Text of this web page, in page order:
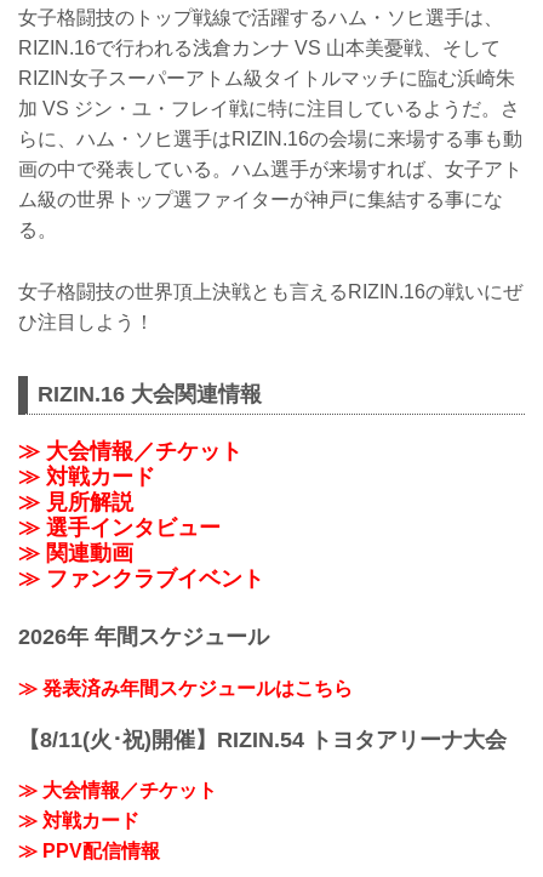
女子格闘技のトップ戦線で活躍するハム・ソヒ選手は、
RIZIN.16で行われる浅倉カンナ VS 山本美憂戦、そして
RIZIN女子スーパーアトム級タイトルマッチに臨む浜崎朱
加 VS ジン・ユ・フレイ戦に特に注目しているようだ。さ
らに、ハム・ソヒ選手はRIZIN.16の会場に来場する事も動
画の中で発表している。ハム選手が来場すれば、女子アト
ム級の世界トップ選ファイターが神戸に集結する事にな
る。
女子格闘技の世界頂上決戦とも言えるRIZIN.16の戦いにぜ
ひ注目しよう！
RIZIN.16 大会関連情報
≫ 大会情報／チケット
≫ 対戦カード
≫ 見所解説
≫ 選手インタビュー
≫ 関連動画
≫ ファンクラブイベント
2026年 年間スケジュール
≫ 発表済み年間スケジュールはこちら
【8/11(火･祝)開催】RIZIN.54 トヨタアリーナ大会
≫ 大会情報／チケット
≫ 対戦カード
≫ PPV配信情報